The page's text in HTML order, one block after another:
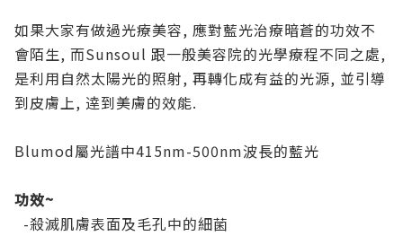
如果大家有做過光療美容, 應對藍光治療暗蒼的功效不
會陌生, 而Sunsoul 跟一般美容院的光學療程不同之處,
是利用自然太陽光的照射, 再轉化成有益的光源, 並引導
到皮膚上, 逹到美膚的效能.
Blumod屬光譜中415nm-500nm波長的藍光
功效~
-殺滅肌膚表面及毛孔中的細菌